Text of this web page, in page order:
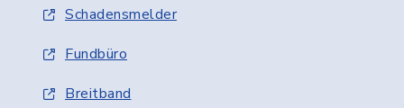
Schadensmelder
Fundbüro
Breitband